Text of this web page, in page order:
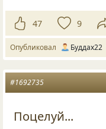
47 9
Опубликовал Буддах22
#1692735
Поцелуй...